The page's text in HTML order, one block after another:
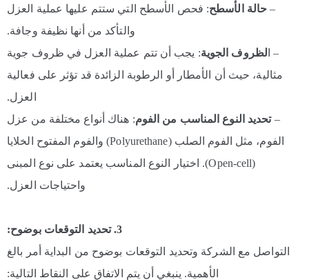
– حالة الأسطح: فحص الأسطح التي ستتم عليها عملية العزل
والتأكد من أنها نظيفة وجافة.
– ا لظروف الجوية: يجب أن تتم عملية العزل في ظروف جوية
مثالية، حيث أن الأمطار أو الرطوبة الزائدة قد تؤثر على فعالية
العزل.
– تحديد النوع المناسب من الفوم: هناك أنواع مختلفة من عزل
الفوم، مثل الفوم الصلب (Polyurethane) والفوم المفتوح الخلايا
(Open-cell). اختيار النوع المناسب يعتمد على نوع المبنى
واحتياجات العزل.
3. تحديد التوقعات بوضوح:
التواصل مع الشركة وتحديد التوقعات بوضوح من البداية أمر بالغ
الأهمية. ينبغي أن يتم الاتفاق على النقاط التالية: